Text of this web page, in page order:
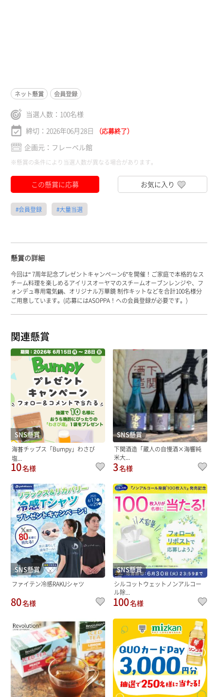
ネット懸賞 会員登録
当選人数： 100名様
締切：2026年06月28日
（応募終了）
企画元：フレーベル館
※懸賞の条件により当選人数が異なる場合があります。
この懸賞に応募 お気に入り
#会員登録 #大量当選
懸賞の詳細
今回は“ 7周年記念プレゼントキャンペーン6”を開催！ご家庭で本格的なス
チーム料理を楽しめるアイリスオーヤマのスチームオーブンレンジや、フ
ォンデュ専用電気鍋、オリジナル万華鏡 制作キットなどを合計100名様分
ご用意しています。(応募にはASOPPA！への会員登録が必要です。)
関連懸賞
SNS懸賞
海苔チップス「Bumpy」わさび
塩...
10名様
SNS懸賞
下関酒造「蔵人の自慢酒×海響純
米大...
3名様
SNS懸賞
ファイテン冷感RAKUシャツ
80名様
SNS懸賞
シルコットウェットノンアルコー
ル除...
100名様